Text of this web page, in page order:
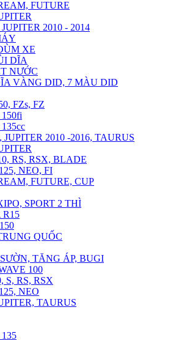
FUTURE
2010 - 2014
XE
DĨA
NƯỚC
VÀNG DID, 7 MÀU DID
FZs, FZ
JUPITER 2010 -2016, TAURUS
RS, RSX, BLADE
NEO, FI
FUTURE, CUP
SPORT 2 THÌ
QUỐC
TĂNG ÁP, BUGI
100
S, RS, RSX
NEO
TAURUS